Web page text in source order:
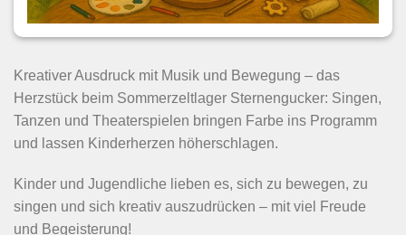
im Sommercamp
vermittelt.
Ein Sommercamp ist weit mehr als nur Spiel und Spaß –